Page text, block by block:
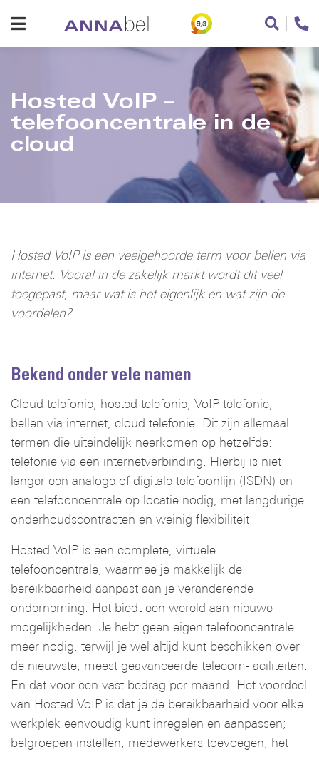
9,3
Hosted VoIP –
telefooncentrale in de
cloud
Hosted VoIP is een veelgehoorde term voor bellen via
internet. Vooral in de zakelijk markt wordt dit veel
toegepast, maar wat is het eigenlijk en wat zijn de
voordelen?
Bekend onder vele namen
Cloud telefonie, hosted telefonie, VoIP telefonie,
bellen via internet, cloud telefonie. Dit zijn allemaal
termen die uiteindelijk neerkomen op hetzelfde:
telefonie via een internetverbinding. Hierbij is niet
langer een analoge of digitale telefoonlijn (ISDN) en
een telefooncentrale op locatie nodig, met langdurige
onderhoudscontracten en weinig flexibiliteit.
Hosted VoIP is een complete, virtuele
telefooncentrale, waarmee je makkelijk de
bereikbaarheid aanpast aan je veranderende
onderneming. Het biedt een wereld aan nieuwe
mogelijkheden. Je hebt geen eigen telefooncentrale
meer nodig, terwijl je wel altijd kunt beschikken over
de nieuwste, meest geavanceerde telecom-faciliteiten.
En dat voor een vast bedrag per maand. Het voordeel
van Hosted VoIP is dat je de bereikbaarheid voor elke
werkplek eenvoudig kunt inregelen en aanpassen;
belgroepen instellen, medewerkers toevoegen, het